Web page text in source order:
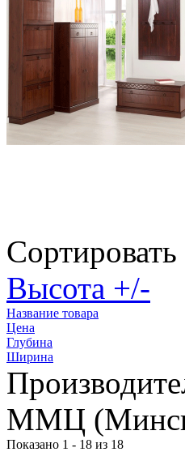
Сортировать
Высота +/-
Название товара
Цена
Глубина
Ширина
ММЦ
Показано 1 - 18 из 18